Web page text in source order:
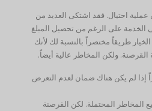
احتيال. فقد اشتكى العديد من
على الرغم من تحصيل المبلغ
طريقاً مختصراً بالنسبة لك لأنك
ولكن المخاطر عالية أيضاً.
إذا لم يكن هناك ضمان لعدم التعرض
المخاطر المحتملة. لكن القرصنة